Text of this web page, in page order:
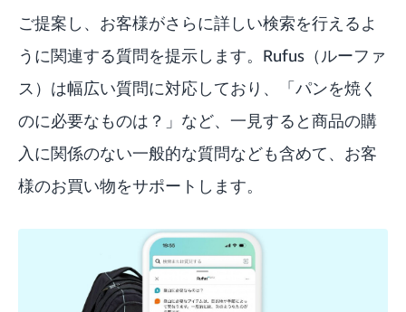
ご提案し、お客様がさらに詳しい検索を行えるよ
うに関連する質問を提示します。Rufus（ルーファ
ス）は幅広い質問に対応しており、「パンを焼く
のに必要なものは？」など、一見すると商品の購
入に関係のない一般的な質問なども含めて、お客
様のお買い物をサポートします。